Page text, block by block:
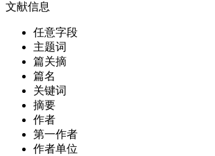
文献信息
任意字段
主题词
篇关摘
篇名
关键词
摘要
作者
第一作者
作者单位